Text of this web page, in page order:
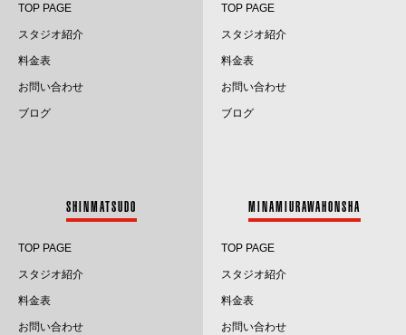
TOP PAGE
スタジオ紹介
料金表
お問い合わせ
ブログ
TOP PAGE
スタジオ紹介
料金表
お問い合わせ
ブログ
SHINMATSUDO
TOP PAGE
スタジオ紹介
料金表
お問い合わせ
MINAMIURAWAHONSHA
TOP PAGE
スタジオ紹介
料金表
お問い合わせ